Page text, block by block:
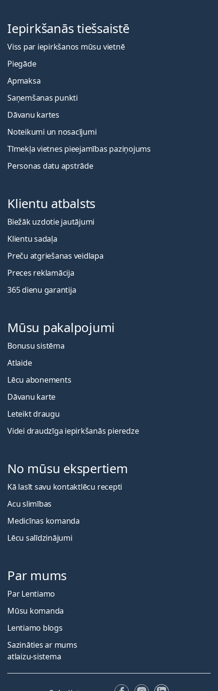
Iepirkšanās tiešsaistē
Viss par iepirkšanos mūsu vietnē
Piegāde
Apmaksa
Saņemšanas punkti
Dāvanu kartes
Noteikumi un nosacījumi
Tīmekļa vietnes pieejamības paziņojums
Personas datu apstrāde
Klientu atbalsts
Biežāk uzdotie jautājumi
Klientu sadaļa
Preču atgriešanas veidlapa
Preces reklamācija
365 dienu garantija
Mūsu pakalpojumi
Bonusu sistēma
Atlaide
Lēcu abonements
Dāvanu karte
Leteikt draugu
Videi draudzīga iepirkšanās pieredze
No mūsu ekspertiem
Kā lasīt savu kontaktlēcu recepti
Acu slimības
Medicīnas komanda
Lēcu salīdzinājumi
Par mums
Par Lentiamo
Mūsu komanda
Lentiamo blogs
Sazināties ar mums
atlaizu-sistema